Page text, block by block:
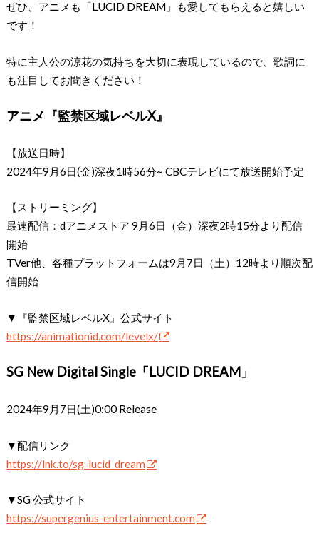
ぜひ、アニメも「LUCID DREAM」も愛してもらえると嬉しい
です！
特に主人公の涼花の気持ちを大切に表現しているので、歌詞に
も注目してお聞きください！
アニメ『監禁区域レベルX』
【放送日時】
2024年9月6日(金)深夜1時56分~ CBCテレビにて放送開始予定
【ストリーミング】
最速配信：dアニメストア 9月6日（金）深夜2時15分より配信
開始
TVer他、各種プラットフォームは9月7日（土）12時より順次配
信開始
▼『監禁区域レベルX』公式サイト
https://animationid.com/levelx/
SG New Digital Single「LUCID DREAM」
2024年9月7日(土)0:00 Release
▼配信リンク
https://lnk.to/sg-lucid_dream
▼SG 公式サイト
https://supergenius-entertainment.com